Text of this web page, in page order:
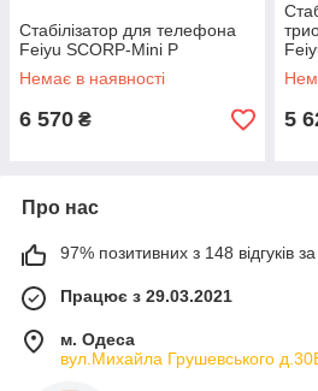
Стабілізатор для телефона
Feiyu SCORP-Mini P
Немає в наявності
6 570 ₴ 5
Про нас
97% позитивних з 148 відгуків за
Працює з 29.03.2021
м. Одеса
вул.Михайла Грушевського